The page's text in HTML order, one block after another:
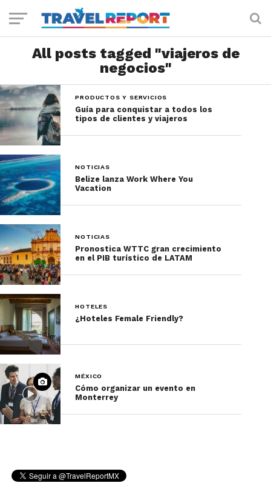
All posts tagged "viajeros de
negocios"
PRODUCTOS Y SERVICIOS
Guía para conquistar a todos los
tipos de clientes y viajeros
NOTICIAS
Belize lanza Work Where You
Vacation
NOTICIAS
Pronostica WTTC gran crecimiento
en el PIB turístico de LATAM
HOTELES
¿Hoteles Female Friendly?
MÉXICO
Cómo organizar un evento en
Monterrey